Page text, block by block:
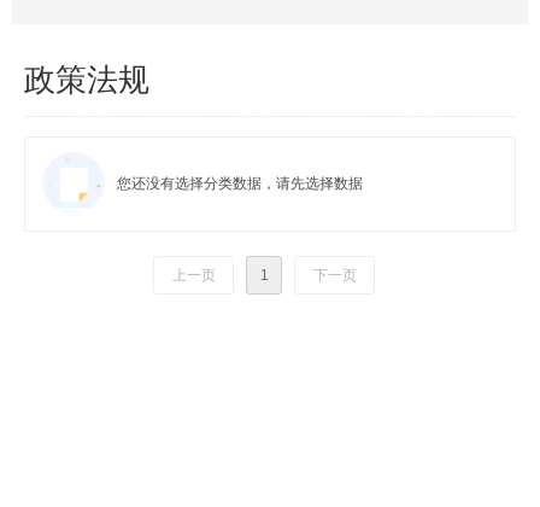
政策法规
您还没有选择分类数据，请先选择数据
上一页 1 下一页